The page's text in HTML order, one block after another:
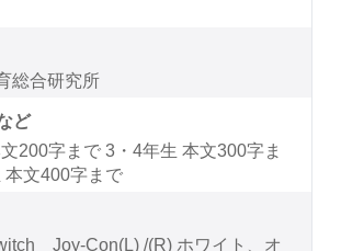
総合研究所
ど
200字まで 3・4年生 本文300字ま
本文400字まで
Joy-Con(L) /(R) ホワイト、オ